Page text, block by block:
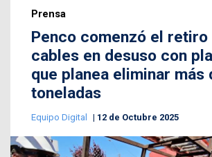
Prensa
Penco comenzó el retiro
cables en desuso con
que planea eliminar más
toneladas
Equipo Digital 12 de Octubre 2025